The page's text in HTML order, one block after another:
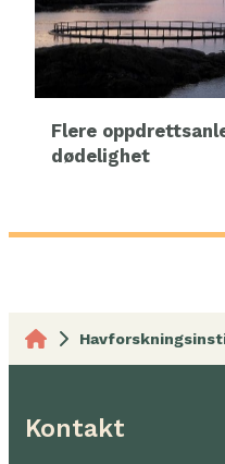
Flere
dødelighet
Kontakt